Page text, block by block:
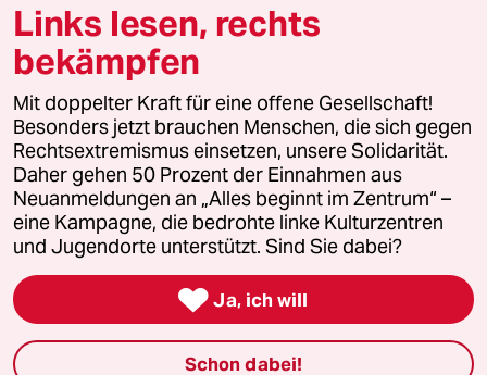
© 2026 taz Verlags und Vertriebs GmbH
Alle Rechte vorbehalten. Bei rechtlichen Fragen oder für Genehmigungen
wenden Sie sich bitte an
lizenzen@taz.de
Feedback Redaktionsstatut Kommune-Richtlinien
Leitlinie Informant Datenschutz Impressum AGB
Seitenwende Einwilligungen widerrufen (Ads)
Links lesen, rechts
bekämpfen
Mit doppelter Kraft für eine offene Gesellschaft!
Besonders jetzt brauchen Menschen, die sich gegen
Rechtsextremismus einsetzen, unsere Solidarität.
Daher gehen 50 Prozent der Einnahmen aus
Neuanmeldungen an „Alles beginnt im Zentrum“ –
eine Kampagne, die bedrohte linke Kulturzentren
und Jugendorte unterstützt. Sind Sie dabei?
 Ja, ich will
Schon dabei!